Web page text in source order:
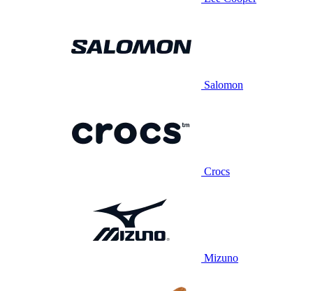
Salomon
Crocs
Mizuno